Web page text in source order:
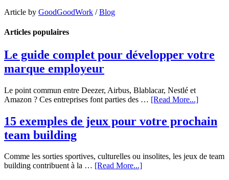
Article by GoodGoodWork /Blog
Articles populaires
Le guide complet pour développer votre
marque employeur
Le point commun entre Deezer, Airbus, Blablacar, Nestlé et
Amazon ? Ces entreprises font parties des … [Read More...]
15 exemples de jeux pour votre prochain
team building
Comme les sorties sportives, culturelles ou insolites, les jeux de team
building contribuent à la … [Read More...]